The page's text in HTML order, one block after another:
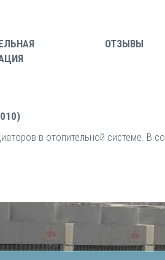
ОТЗЫВЫ
в отопительной системе. В